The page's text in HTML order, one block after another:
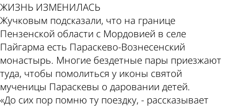
ЖИЗНЬ ИЗМЕНИЛАСЬ
Жучковым подсказали, что на границе
Пензенской области с Мордовией в селе
Пайгарма есть Параскево-­Вознесенский
монастырь. Многие бездетные пары приезжают
туда, чтобы помолиться у иконы святой
мученицы Параскевы о даровании детей.
«До сих пор помню ту поездку, - рассказывает